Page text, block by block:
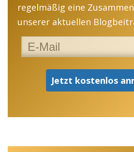
regelmäßig eine
unserer aktuellen